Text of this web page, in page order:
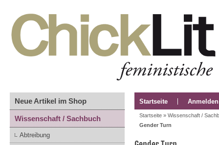
Neue Artikel im Shop
Wissenschaft / Sachbuch
Abtreibung
Startseite Anmelden
Startseite » Wissenschaft /
Gender Turn